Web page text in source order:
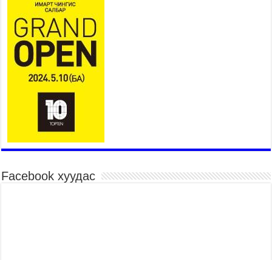
Үндэсний их сурын харваанд 850 харваач цэц
мэргэнээ сорьж байна
2026 оны 7 сар 15 / 11 цаг 03 минут
Төв цэнгэлдэхийн эргэн тойронд
2026 оны 7 сар 15 / 10 цаг 58 минут
Үндэсний их баяр наадмын шагайн харваа
насанд хүрэгчдийн багийн харваагаар
үргэлжилж байна
2026 оны 7 сар 15 / 10 цаг 52 минут
Үндэсний их баяр наадмын хүчит бөхийн
Facebook хуудас